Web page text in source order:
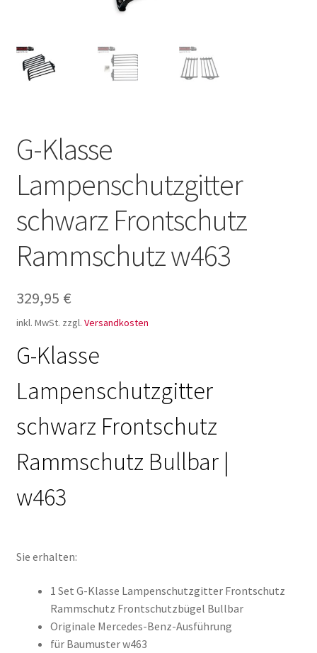
G-Klasse
Lampenschutzgitter
schwarz Frontschutz
Rammschutz w463
329,95 €
inkl. MwSt. zzgl. Versandkosten
G-Klasse
Lampenschutzgitter
schwarz Frontschutz
Rammschutz Bullbar |
w463
Sie erhalten:
1 Set G-Klasse Lampenschutzgitter Frontschutz
Rammschutz Frontschutzbügel Bullbar
Originale Mercedes-Benz-Ausführung
für Baumuster w463